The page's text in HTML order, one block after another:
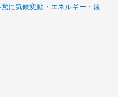
に気候変動・エネルギー・原